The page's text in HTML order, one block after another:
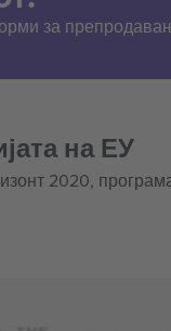
за
на ЕУ
2020,